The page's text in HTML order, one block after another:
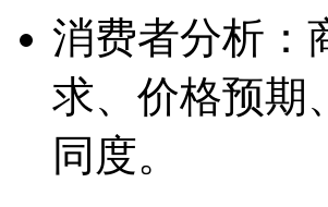
消费者分析：
求、价格预期
同度。